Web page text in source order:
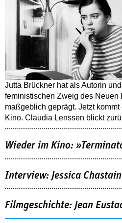
Jutta Brückner hat als Autorin
feministischen Zweig des Neuen
maßgeblich geprägt. Jetzt
Kino. Claudia Lenssen blickt
Wieder im Kino:
Interview: Jessica
Filmgeschichte: Jean